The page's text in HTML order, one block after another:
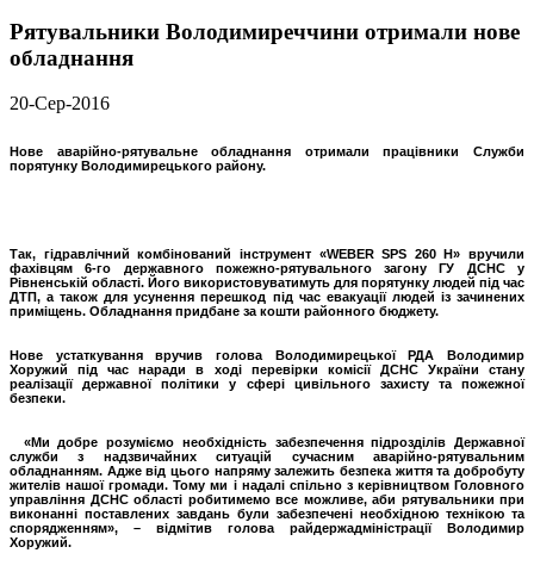
Рятувальники Володимиреччини отримали нове
обладнання
20-Сер-2016
Нове аварійно-рятувальне обладнання отримали працівники Служби
порятунку Володимирецького району.
Так, гідравлічний комбінований інструмент «WEBER SPS 260 H» вручили
фахівцям 6-го державного пожежно-рятувального загону ГУ ДСНС у
Рівненській області. Його використовуватимуть для порятунку людей під час
ДТП, а також для усунення перешкод під час евакуації людей із зачинених
приміщень. Обладнання придбане за кошти районного бюджету.
Нове устаткування вручив голова Володимирецької РДА Володимир
Хоружий під час наради в ході перевірки комісії ДСНС України стану
реалізації державної політики у сфері цивільного захисту та пожежної
безпеки.
«Ми добре розуміємо необхідність забезпечення підрозділів Державної
служби з надзвичайних ситуацій сучасним аварійно-рятувальним
обладнанням. Адже від цього напряму залежить безпека життя та добробуту
жителів нашої громади. Тому ми і надалі спільно з керівництвом Головного
управління ДСНС області робитимемо все можливе, аби рятувальники при
виконанні поставлених завдань були забезпечені необхідною технікою та
спорядженням», – відмітив голова райдержадміністрації Володимир
Хоружий.